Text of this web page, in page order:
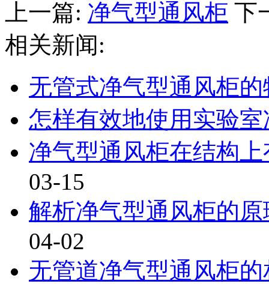
上一篇: 净气型通风柜 下
相关新闻:
无管式净气型通风柜的
怎样有效地使用实验
净气型通风柜在结构
03-15
解析净气型通风柜的
04-02
无管道净气型通风柜